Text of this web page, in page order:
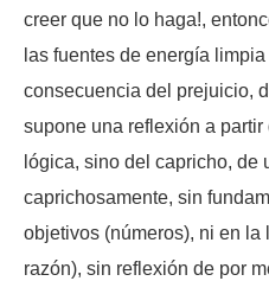
creer que no lo haga!,
las fuentes de energía
consecuencia del prejuicio,
supone una reflexión a
lógica, sino del capricho, de
caprichosamente, sin
objetivos (números), ni en la
razón), sin reflexión de por